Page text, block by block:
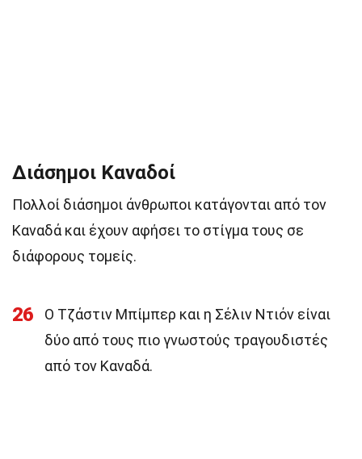
Διάσημοι Καναδοί
Πολλοί διάσημοι άνθρωποι κατάγονται από τον
Καναδά και έχουν αφήσει το στίγμα τους σε
διάφορους τομείς.
26
Ο Τζάστιν Μπίμπερ και η Σέλιν Ντιόν είναι
δύο από τους πιο γνωστούς τραγουδιστές
από τον Καναδά.